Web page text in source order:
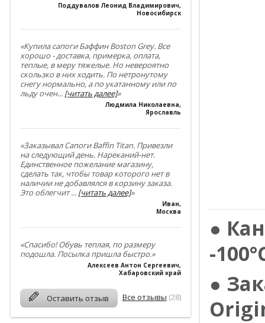
Поддувалов Леонид Владимирович,
Новосибирск
«Купила сапоги Баффин Boston Grey. Все
хорошо - доставка, примерка, оплата,
теплые, в меру тяжелые. Но невероятно
скользко в них ходить. По нетронутому
снегу нормально, а по укатанному или по
льду очен... [читать далее]»
Людмила Николаевна,
Ярославль
«Заказывал Сапоги Baffin Titan. Привезли
на следующий день. Нареканий-нет.
Единственное пожелание магазину,
сделать так, чтобы товар которого нет в
наличии не добавлялся в корзину заказа.
Это облегчит... [читать далее]»
Иван,
Москва
«Спасибо! Обувь теплая, по размеру
подошла. Посылка пришла быстро.»
Алексеев Антон Сергеевич,
Хабаровский край
Оставить отзыв Все отзывы (28)
●
-
●